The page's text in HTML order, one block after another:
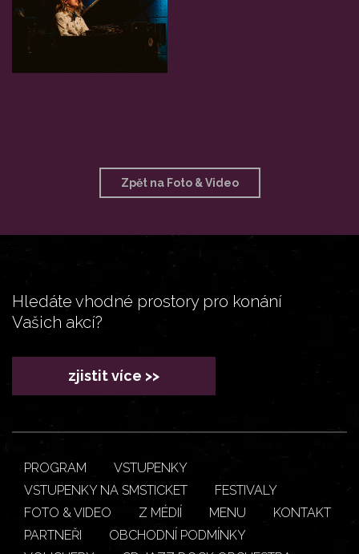
Zpět na Foto & Video
Hledáte vhodné prostory pro konání
Vašich akcí?
zjistit více >>
PROGRAM
VSTUPENKY
VSTUPENKY NA SMSTICKET
FESTIVALY
FOTO & VIDEO
Z MÉDIÍ MENU
KONTAKT
PARTNEŘI
OBCHODNÍ PODMÍNKY